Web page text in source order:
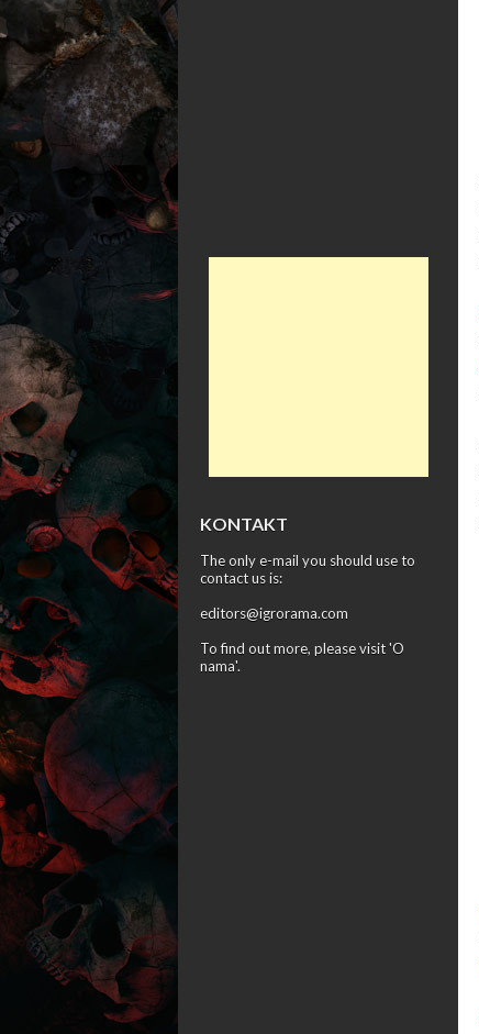
KONTAKT
The only e-mail you should use to
contact us is:
editors@igrorama.com
To find out more, please visit 'O
nama'.